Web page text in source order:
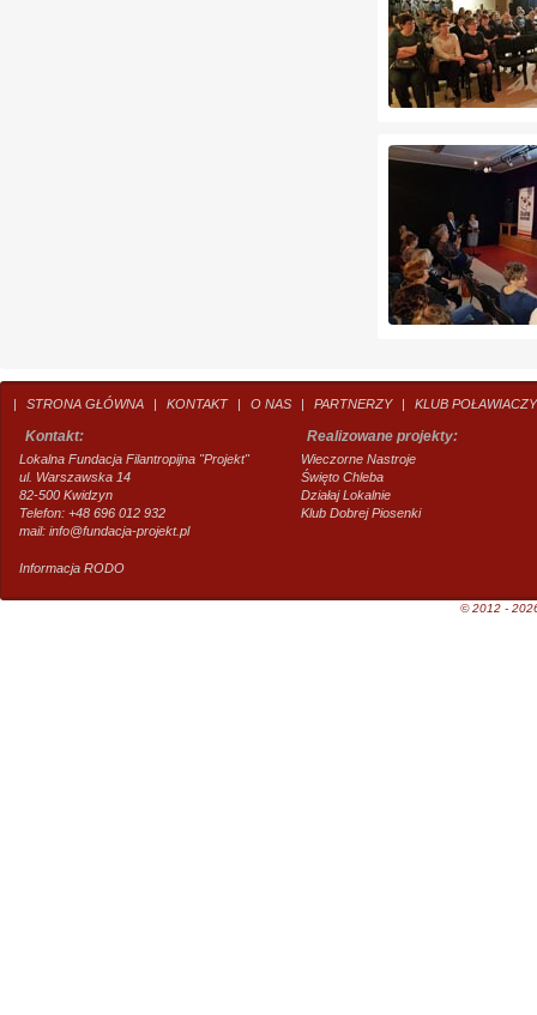
| STRONA GŁÓWNA | KONTAKT | O NAS | PARTNERZY | KLUB
Kontakt:
Lokalna Fundacja Filantropijna "Projekt"
ul. Warszawska 14
82-500 Kwidzyn
Telefon: +48 696 012 932
mail: info@fundacja-projekt.pl
Informacja RODO
Realizowane projekty:
Wieczorne Nastroje
Święto Chleba
Działaj Lokalnie
Klub Dobrej Piosenki
© 2012 -